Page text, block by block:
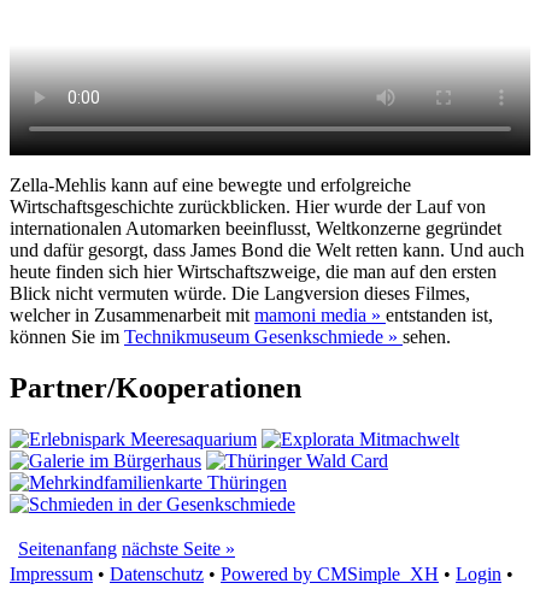
Zella-Mehlis kann auf eine bewegte und erfolgreiche
Wirtschaftsgeschichte zurückblicken. Hier wurde der Lauf von
internationalen Automarken beeinflusst, Weltkonzerne gegründet
und dafür gesorgt, dass James Bond die Welt retten kann. Und auch
heute finden sich hier Wirtschaftszweige, die man auf den ersten
Blick nicht vermuten würde. Die Langversion dieses Filmes,
welcher in Zusammenarbeit mit mamoni media » entstanden ist,
können Sie im Technikmuseum Gesenkschmiede » sehen.
Partner/Kooperationen
Seitenanfang nächste Seite »
Impressum • Datenschutz • Powered by CMSimple_XH • Login •